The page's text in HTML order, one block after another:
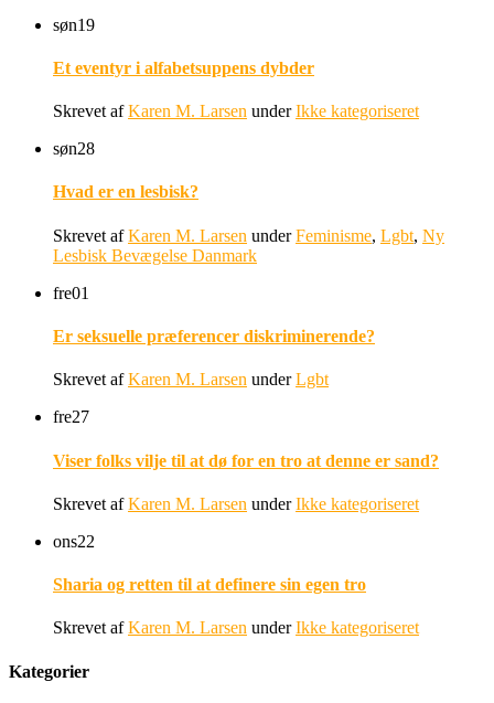
søn19
Et eventyr i alfabetsuppens dybder
Skrevet afKaren M. Larsen underIkke kategoriseret
søn28
Hvad er en lesbisk?
Skrevet afKaren M. Larsen underFeminisme, Lgbt, Ny
Lesbisk Bevægelse Danmark
fre01
Er seksuelle præferencer diskriminerende?
Skrevet afKaren M. Larsen underLgbt
fre27
Viser folks vilje til at dø for en tro at denne er sand?
Skrevet afKaren M. Larsen underIkke kategoriseret
ons22
Sharia og retten til at definere sin egen tro
Skrevet afKaren M. Larsen underIkke kategoriseret
Kategorier